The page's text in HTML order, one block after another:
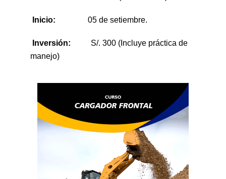
Inicio: 05 de setiembre.
Inversión:
S/. 300 (Incluye práctica de
manejo)